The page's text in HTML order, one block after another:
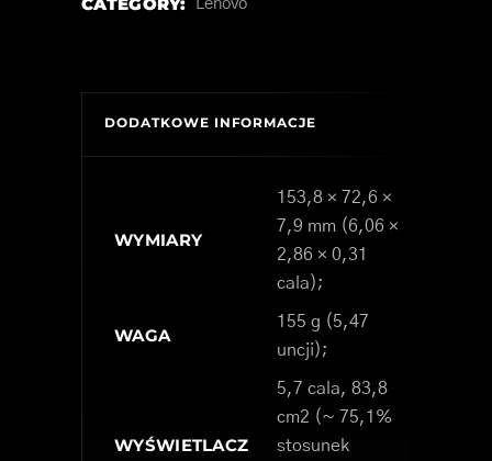
Lenovo
DODATKOWE INFORMACJE
WYMIARY
153,8 × 72,6 ×
7,9 mm (6,06 ×
2,86 × 0,31
cala);
WAGA
155 g (5,47
uncji);
WYŚWIETLACZ
5,7 cala, 83,8
cm2 (~ 75,1%
stosunek